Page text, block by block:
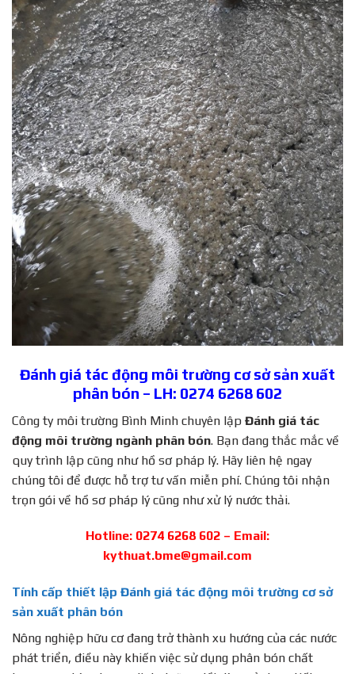
Đánh giá tác động môi trường cơ sở sản xuất
phân bón – LH: 0274 6268 602
Công ty môi trường Bình Minh chuyên lập Đánh giá tác
động môi trường ngành phân bón. Bạn đang thắc mắc về
quy trình lập cũng như hồ sơ pháp lý. Hãy liên hệ ngay
chúng tôi để được hỗ trợ tư vấn miễn phí. Chúng tôi nhận
trọn gói về hồ sơ pháp lý cũng như xử lý nước thải.
Hotline: 0274 6268 602 – Email:
kythuat.bme@gmail.com
Tính cấp thiết lập Đánh giá tác động môi trường cơ sở
sản xuất phân bón
Nông nghiệp hữu cơ đang trở thành xu hướng của các nước
phát triển, điều này khiến việc sử dụng phân bón chất